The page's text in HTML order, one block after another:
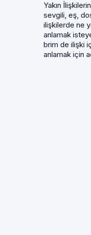
Yakın
sevgili, eş,
ilişkilerde ne
anlamak
brim de ilişki
anlamak için